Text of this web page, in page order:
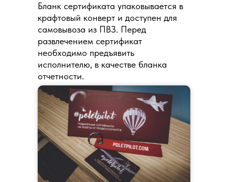
Бланк сертификата упаковывается в
крафтовый конверт и доступен для
самовывоза из ПВЗ. Перед
развлечением сертификат
необходимо предъявить
исполнителю, в качестве бланка
отчетности.